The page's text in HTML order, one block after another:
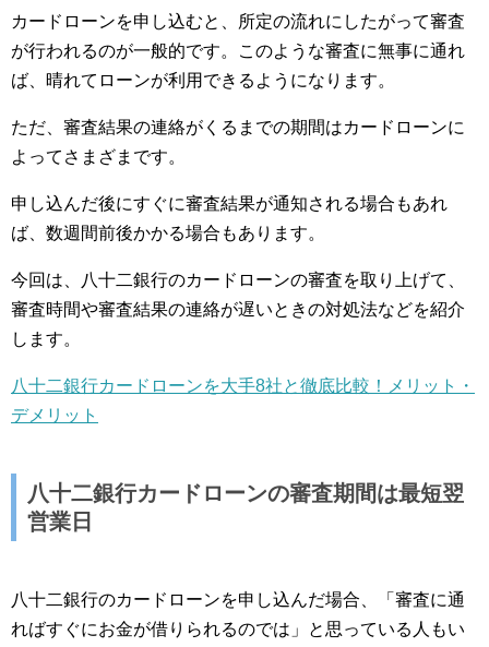
カードローンを申し込むと、所定の流れにしたがって審査
が行われるのが一般的です。このような審査に無事に通れ
ば、晴れてローンが利用できるようになります。
ただ、審査結果の連絡がくるまでの期間はカードローンに
よってさまざまです。
申し込んだ後にすぐに審査結果が通知される場合もあれ
ば、数週間前後かかる場合もあります。
今回は、八十二銀行のカードローンの審査を取り上げて、
審査時間や審査結果の連絡が遅いときの対処法などを紹介
します。
八十二銀行カードローンを大手8社と徹底比較！メリット・
デメリット
八十二銀行カードローンの審査期間は最短翌
営業日
八十二銀行のカードローンを申し込んだ場合、「審査に通
ればすぐにお金が借りられるのでは」と思っている人もい